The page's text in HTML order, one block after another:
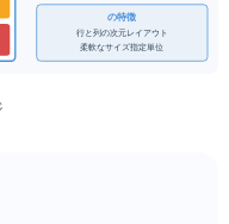
Gridの特徴
行と列の2次元レイアウト
柔軟なサイズ指定(fr単位)